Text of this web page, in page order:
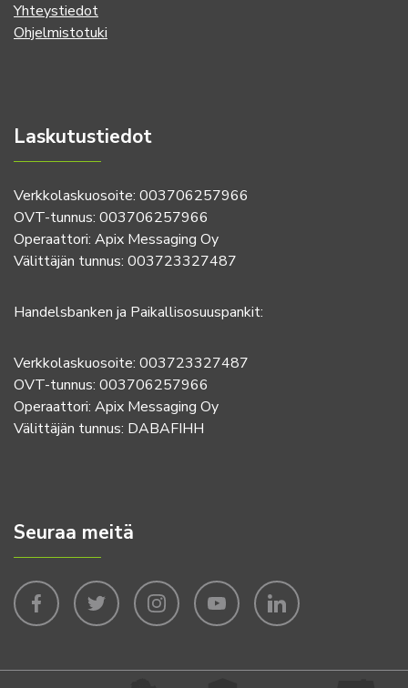
Yhteystiedot
Ohjelmistotuki
Laskutustiedot
Verkkolaskuosoite: 003706257966
OVT-tunnus: 003706257966
Operaattori: Apix Messaging Oy
Välittäjän tunnus: 003723327487
Handelsbanken ja Paikallisosuuspankit:
Verkkolaskuosoite: 003723327487
OVT-tunnus: 003706257966
Operaattori: Apix Messaging Oy
Välittäjän tunnus: DABAFIHH
Seuraa meitä